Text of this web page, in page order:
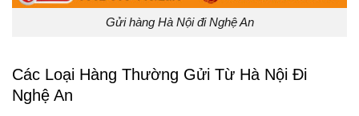
Gửi hàng Hà Nội đi Nghệ An
Các Loại Hàng Thường Gửi Từ Hà Nội Đi
Nghệ An